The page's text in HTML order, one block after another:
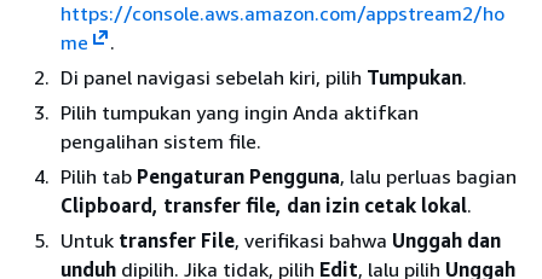
https://console.aws.amazon.com/appstream2/ho
me
.
Di panel navigasi sebelah kiri, pilih Tumpukan.
Pilih tumpukan yang ingin Anda aktifkan
pengalihan sistem file.
Pilih tab Pengaturan Pengguna, lalu perluas bagian
Clipboard, transfer file, dan izin cetak lokal.
Untuk transfer File, verifikasi bahwa Unggah dan
unduh dipilih. Jika tidak, pilih Edit, lalu pilih Unggah